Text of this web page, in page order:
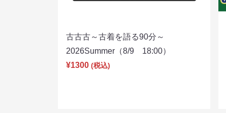
古古古～古着を語る90分～
2026Summer（8/9 18:00）
¥1300 (税込)